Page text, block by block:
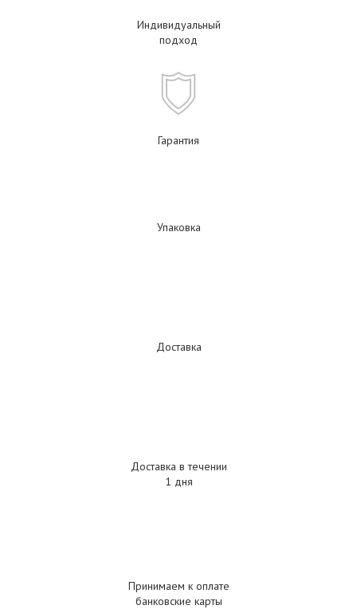
Индивидуальный
подход
Гарантия
Упаковка
Доставка
Доставка в течении
1 дня
Принимаем к оплате
банковские карты